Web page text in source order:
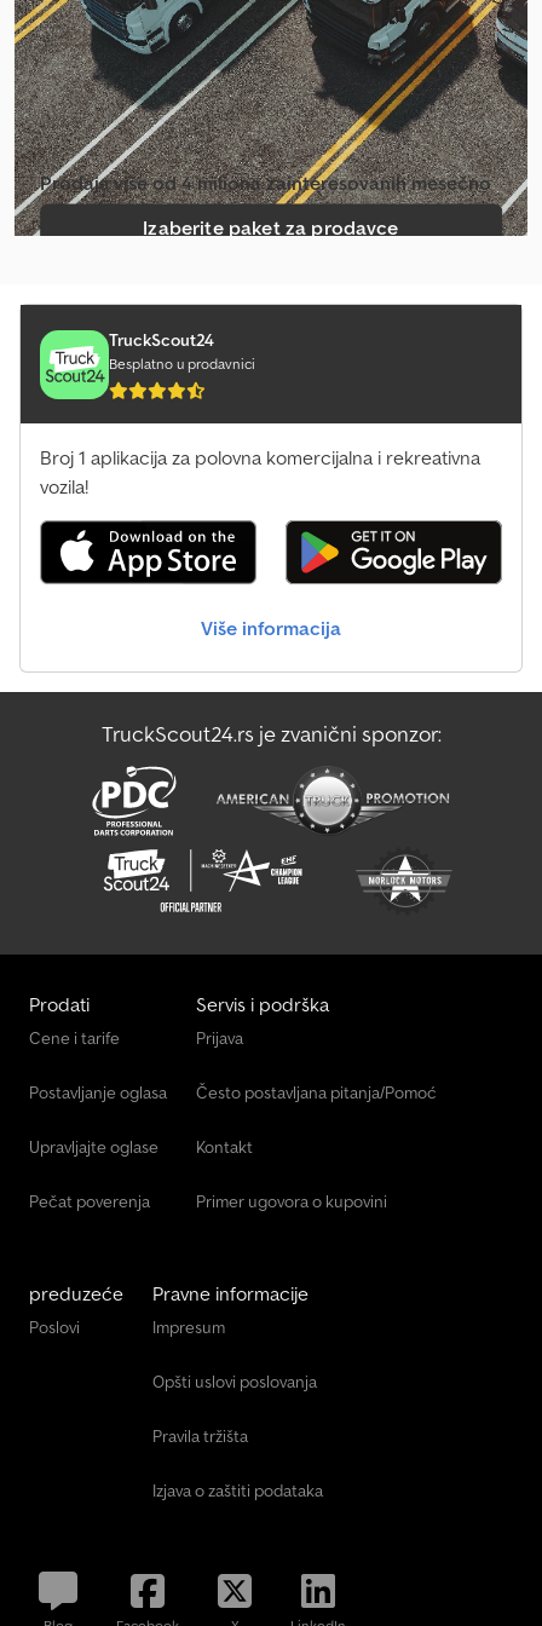
Prodaja više od 4 miliona zainteresovanih mesečno
Izaberite paket za prodavce
TruckScout24
Besplatno u prodavnici
Broj 1 aplikacija za polovna komercijalna i rekreativna
vozila!
Više informacija
TruckScout24.rs je zvanični sponzor:
Prodati
Cene i tarife
Postavljanje oglasa
Upravljajte oglase
Pečat poverenja
Servis i podrška
Prijava
Često postavljana pitanja/Pomoć
Kontakt
Primer ugovora o kupovini
preduzeće
Poslovi
Pravne informacije
Impresum
Opšti uslovi poslovanja
Pravila tržišta
Izjava o zaštiti podataka